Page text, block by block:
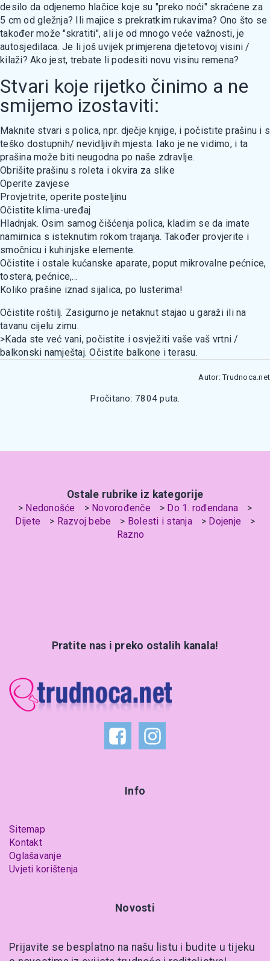
desilo da odjenemo hlačice koje su "preko noći" skraćene za
5 cm od gležnja? Ili majice s prekratkim rukavima? Ono što se
također može "skratiti", ali je od mnogo veće važnosti, je
autosjedilaca. Je li još uvijek primjerena djetetovoj visini /
kilaži? Ako jest, trebate li podesiti novu visinu remena?
Stvari koje rijetko činimo a ne
smijemo izostaviti:
Maknite stvari s polica, npr. dječje knjige, i počistite prašinu i s
teško dostupnih/ nevidljivih mjesta. Iako je ne vidimo, i ta
prašina može biti neugodna po naše zdravlje.
Obrišite prašinu s roleta i okvira za slike
Operite zavjese
Provjetrite, operite posteljinu
Očistite klima-uređaj
Hladnjak. Osim samog čišćenja polica, kladim se da imate
namirnica s isteknutim rokom trajanja. Također provjerite i
smočnicu i kuhinjske elemente.
Očistite i ostale kućanske aparate, poput mikrovalne pećnice,
tostera, pećnice,...
Koliko prašine iznad sijalica, po lusterima!
Očistite roštilj. Zasigurno je netaknut stajao u garaži ili na
tavanu cijelu zimu.
>Kada ste već vani, počistite i osvježiti vaše vaš vrtni /
balkonski namještaj. Očistite balkone i terasu.
Autor: Trudnoca.net
Pročitano: 7804 puta.
Ostale rubrike iz kategorije
Nedonošće Novorođenče
Do 1. rođendana
Dijete
Razvoj bebe Bolesti i stanja
Dojenje
Razno
Pratite nas i preko ostalih kanala!
Info
Sitemap
Kontakt
Oglašavanje
Uvjeti korištenja
Novosti
Prijavite se besplatno na našu listu i budite u tijeku